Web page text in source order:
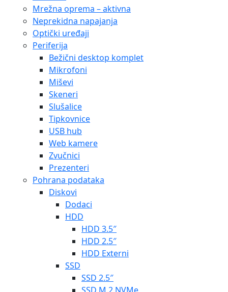
Mrežna oprema – aktivna
Neprekidna napajanja
Optički uređaji
Periferija
Bežični desktop komplet
Mikrofoni
Miševi
Skeneri
Slušalice
Tipkovnice
USB hub
Web kamere
Zvučnici
Prezenteri
Pohrana podataka
Diskovi
Dodaci
HDD
HDD 3.5″
HDD 2.5″
HDD Externi
SSD
SSD 2.5″